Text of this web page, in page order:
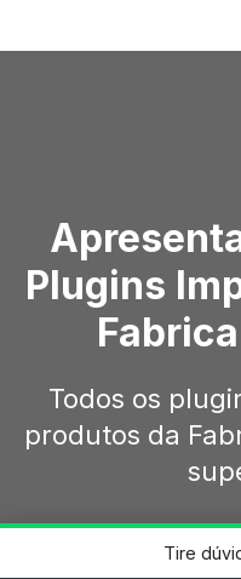
Plugins
Todos os
produtos da
Ver
Tire